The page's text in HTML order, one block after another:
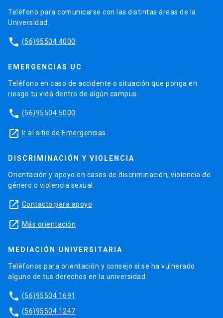
Teléfono para comunicarse con las distintas áreas de la
Universidad.
phone (56)95504 4000
EMERGENCIAS UC
Teléfono en caso de accidente o situación que ponga en
riesgo tu vida dentro de algún campus.
phone (56)95504 5000
launch Ir al sitio de Emergencias
DISCRIMINACIÓN Y VIOLENCIA
Orientación y apoyo en casos de discriminación, violencia de
género o violencia sexual.
launch Contacto para apoyo
launch Más orientación
MEDIACIÓN UNIVERSITARIA
Teléfonos para orientación y consejo si se ha vulnerado
alguno de tus derechos en la universidad.
phone (56)95504 1691
phone (56)95504 1247